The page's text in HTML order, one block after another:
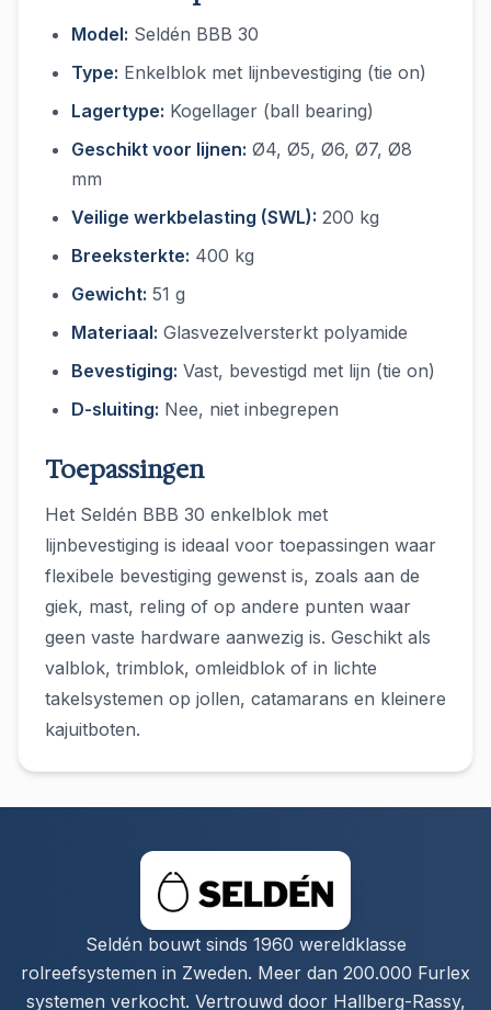
Model: Seldén BBB 30
Type: Enkelblok met lijnbevestiging (tie on)
Lagertype: Kogellager (ball bearing)
Geschikt voor lijnen: Ø4, Ø5, Ø6, Ø7, Ø8
mm
Veilige werkbelasting (SWL): 200 kg
Breeksterkte: 400 kg
Gewicht: 51 g
Materiaal: Glasvezelversterkt polyamide
Bevestiging: Vast, bevestigd met lijn (tie on)
D-sluiting: Nee, niet inbegrepen
Toepassingen
Het Seldén BBB 30 enkelblok met
lijnbevestiging is ideaal voor toepassingen waar
flexibele bevestiging gewenst is, zoals aan de
giek, mast, reling of op andere punten waar
geen vaste hardware aanwezig is. Geschikt als
valblok, trimblok, omleidblok of in lichte
takelsystemen op jollen, catamarans en kleinere
kajuitboten.
Seldén bouwt sinds 1960 wereldklasse
rolreefsystemen in Zweden. Meer dan 200.000 Furlex
systemen verkocht. Vertrouwd door Hallberg-Rassy,